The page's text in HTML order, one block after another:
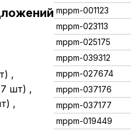
,
шт) ,
,
mppm-001123
mppm-023113
mppm-025175
mppm-039312
mppm-027674
mppm-037176
mppm-037177
mppm-019449